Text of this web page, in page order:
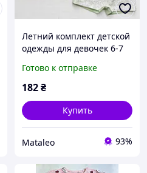
Летний комплект детской
одежды для девочек 6-7
Готово к отправке
182₴
Купить
Mataleo 93%